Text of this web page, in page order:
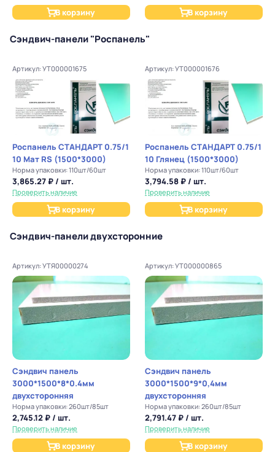
В корзину В корзину
Сэндвич-панели "Роспанель"
Артикул: УТ000001675
Роспанель СТАНДАРТ 0.75/1
10 Мат RS (1500*3000)
Норма упаковки: 110шт/60шт
3,865.27 ₽ / шт.
Проверить наличие
В корзину
Артикул: УТ000001676
Роспанель СТАНДАРТ 0.75/1
10 Глянец (1500*3000)
Норма упаковки: 110шт/60шт
3,794.58 ₽ / шт.
Проверить наличие
В корзину
Сэндвич-панели двухсторонние
Артикул: УТЯ00000274
Сэндвич панель
3000*1500*8*0.4мм
двухсторонняя
Норма упаковки: 260шт/85шт
2,745.12 ₽ / шт.
Проверить наличие
В корзину
Артикул: УТ000000865
Сэндвич панель
3000*1500*9*0,4мм
двухсторонняя
Норма упаковки: 260шт/85шт
2,791.47 ₽ / шт.
Проверить наличие
В корзину